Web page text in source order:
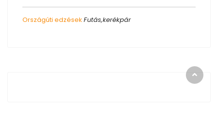
Országúti edzések Futás,kerékpár